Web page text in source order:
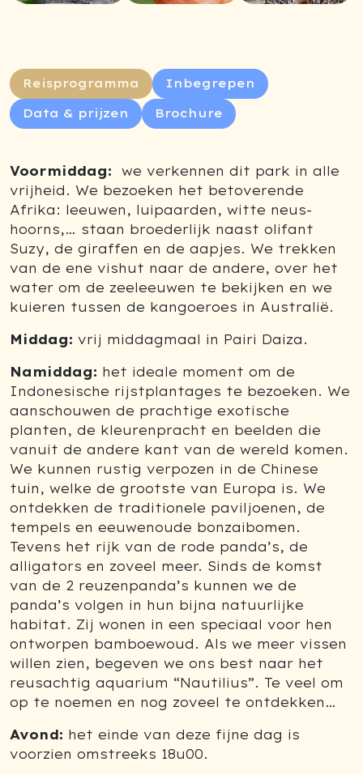
Reisprogramma Inbegrepen
Data & prijzen Brochure
Voormiddag:
we verkennen dit park in alle
vrijheid. We bezoeken het betoverende
Afrika: leeuwen, luipaarden, witte neus-
hoorns,… staan broederlijk naast olifant
Suzy, de giraffen en de aapjes. We trekken
van de ene vishut naar de andere, over het
water om de zeeleeuwen te bekijken en we
kuieren tussen de kangoeroes in Australië.
Middag: vrij middagmaal in Pairi Daiza.
Namiddag: het ideale moment om de
Indonesische rijstplantages te bezoeken. We
aanschouwen de prachtige exotische
planten, de kleurenpracht en beelden die
vanuit de andere kant van de wereld komen.
We kunnen rustig verpozen in de Chinese
tuin, welke de grootste van Europa is. We
ontdekken de traditionele paviljoenen, de
tempels en eeuwenoude bonzaibomen.
Tevens het rijk van de rode panda’s, de
alligators en zoveel meer. Sinds de komst
van de 2 reuzenpanda’s kunnen we de
panda’s volgen in hun bijna natuurlijke
habitat. Zij wonen in een speciaal voor hen
ontworpen bamboewoud. Als we meer vissen
willen zien, begeven we ons best naar het
reusachtig aquarium “Nautilius”. Te veel om
op te noemen en nog zoveel te ontdekken…
Avond: het einde van deze fijne dag is
voorzien omstreeks 18u00.